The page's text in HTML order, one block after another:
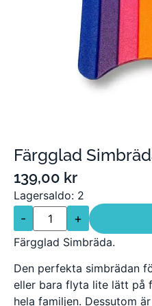
Färgglad
139,00 kr
Lagersaldo: 2
- +
Färgglad Simbräda.
Den perfekta simbrädan
eller bara flyta lite lätt på
hela familjen. Dessutom